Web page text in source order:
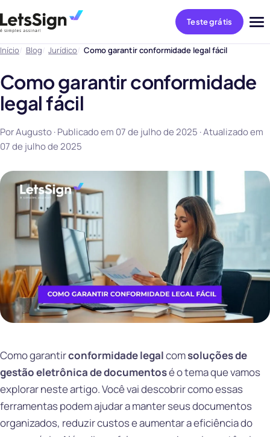
Teste grátis
Início Blog Jurídico Como garantir conformidade legal fácil
Como garantir conformidade
legal fácil
Por Augusto · Publicado em 07 de julho de 2025 · Atualizado em
07 de julho de 2025
Como garantirconformidade legalcomsoluções de
gestão eletrônica de documentosé o tema que vamos
explorar neste artigo. Você vai descobrir como essas
ferramentas podem ajudar a manter seus documentos
organizados, reduzir custos e aumentar a eficiência do